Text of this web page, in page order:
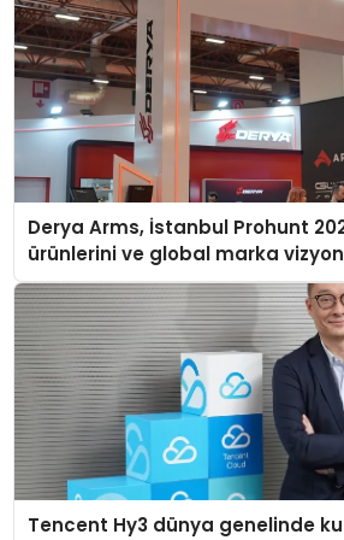
Derya Arms, İstanbul Prohunt
ürünlerini ve global marka
Tencent Hy3 dünya genelinde